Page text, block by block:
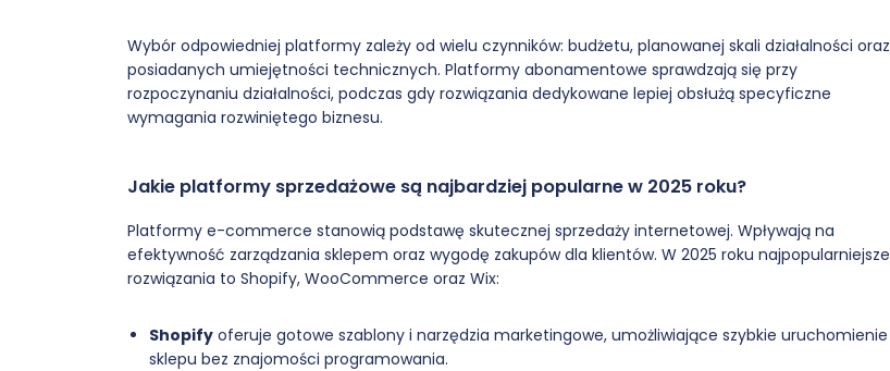
Wybór odpowiedniej platformy zależy od wielu czynników: budżetu, planowanej skali działalności oraz
posiadanych umiejętności technicznych. Platformy abonamentowe sprawdzają się przy
rozpoczynaniu działalności, podczas gdy rozwiązania dedykowane lepiej obsłużą specyficzne
wymagania rozwiniętego biznesu.
Jakie platformy sprzedażowe są najbardziej popularne w 2025 roku?
Platformy e-commerce stanowią podstawę skutecznej sprzedaży internetowej. Wpływają na
efektywność zarządzania sklepem oraz wygodę zakupów dla klientów. W 2025 roku najpopularniejsze
rozwiązania to Shopify, WooCommerce oraz Wix:
Shopifyoferuje gotowe szablony i narzędzia marketingowe, umożliwiające szybkie uruchomienie
sklepu bez znajomości programowania.